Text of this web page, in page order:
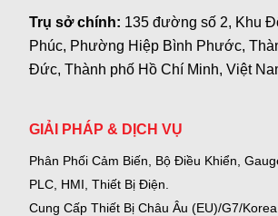
Trụ sở chính: 135 đường số 2, Khu
Phúc, Phường Hiệp Bình Phước,
Đức, Thành phố Hồ Chí Minh, Việt
GIẢI PHÁP & DỊCH VỤ
Phân Phối Cảm Biến, Bộ Điều Khiển,
PLC, HMI, Thiết Bị Điện.
Cung Cấp Thiết Bị Châu Âu (EU)/G7/Korea.